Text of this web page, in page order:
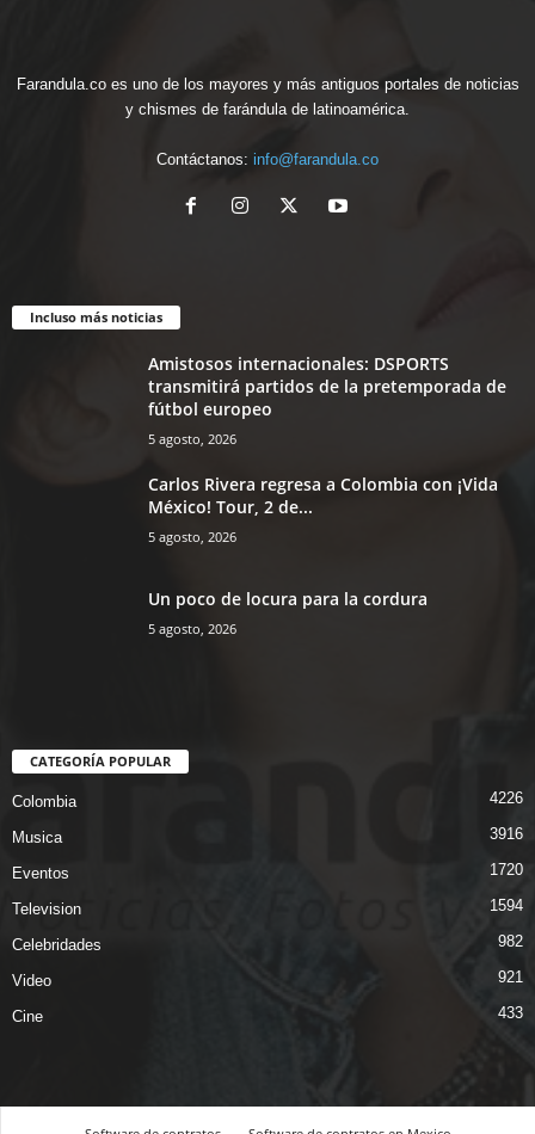
Farandula.co es uno de los mayores y más antiguos portales de noticias
y chismes de farándula de latinoamérica.
Contáctanos: info@farandula.co
Incluso más noticias
Amistosos internacionales: DSPORTS
transmitirá partidos de la pretemporada de
fútbol europeo
5 agosto, 2026
Carlos Rivera regresa a Colombia con ¡Vida
México! Tour, 2 de...
5 agosto, 2026
Un poco de locura para la cordura
5 agosto, 2026
CATEGORÍA POPULAR
Colombia 4226
Musica 3916
Eventos 1720
Television 1594
Celebridades 982
Video 921
Cine 433